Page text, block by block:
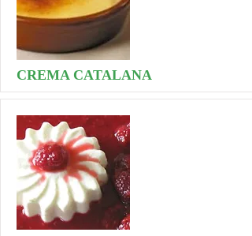
CREMA CATALANA